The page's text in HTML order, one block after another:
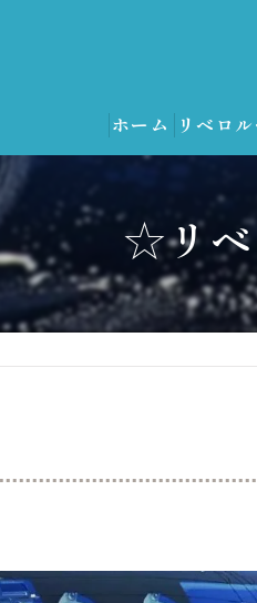
ホーム リベロ
☆リ